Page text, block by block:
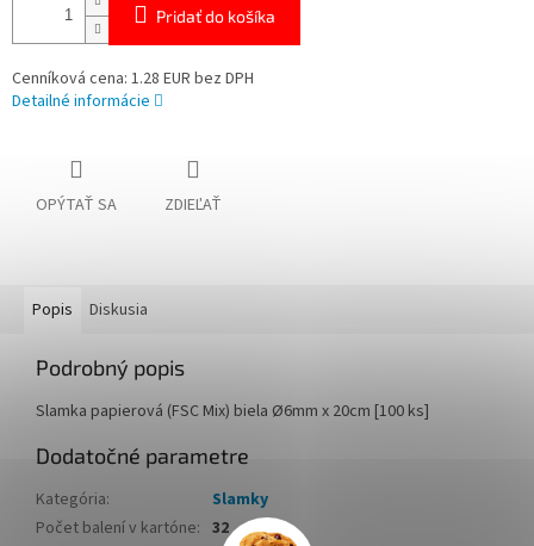
Pridať do košíka
Cenníková cena: 1.28 EUR bez DPH
Detailné informácie
OPÝTAŤ SA ZDIEĽAŤ
Popis Diskusia
Podrobný popis
Slamka papierová (FSC Mix) biela Ø6mm x 20cm [100 ks]
Dodatočné parametre
Kategória:
Slamky
Počet balení v kartóne: 32